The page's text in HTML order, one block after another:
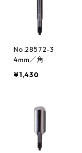
No.28572-3
4mm／角
¥1,430